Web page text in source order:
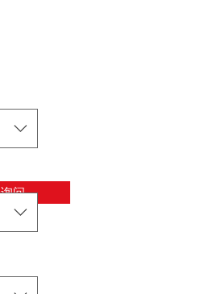
询问